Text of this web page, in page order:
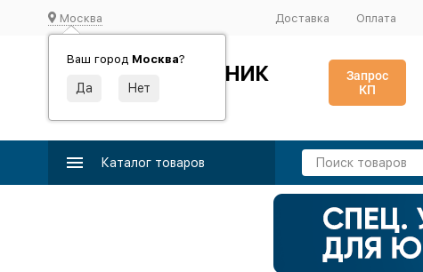
Москва
Ваш город Москва?
Доставка Оплата
ИДЕАЛЬНЫЙ ТУРНИК
Производство и поставка спортивного оборудования
Запрос
КП
Каталог товаров